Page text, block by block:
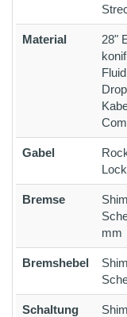
Material
28"
Gabel
Bremse
mm
Bremshebel
Schaltung